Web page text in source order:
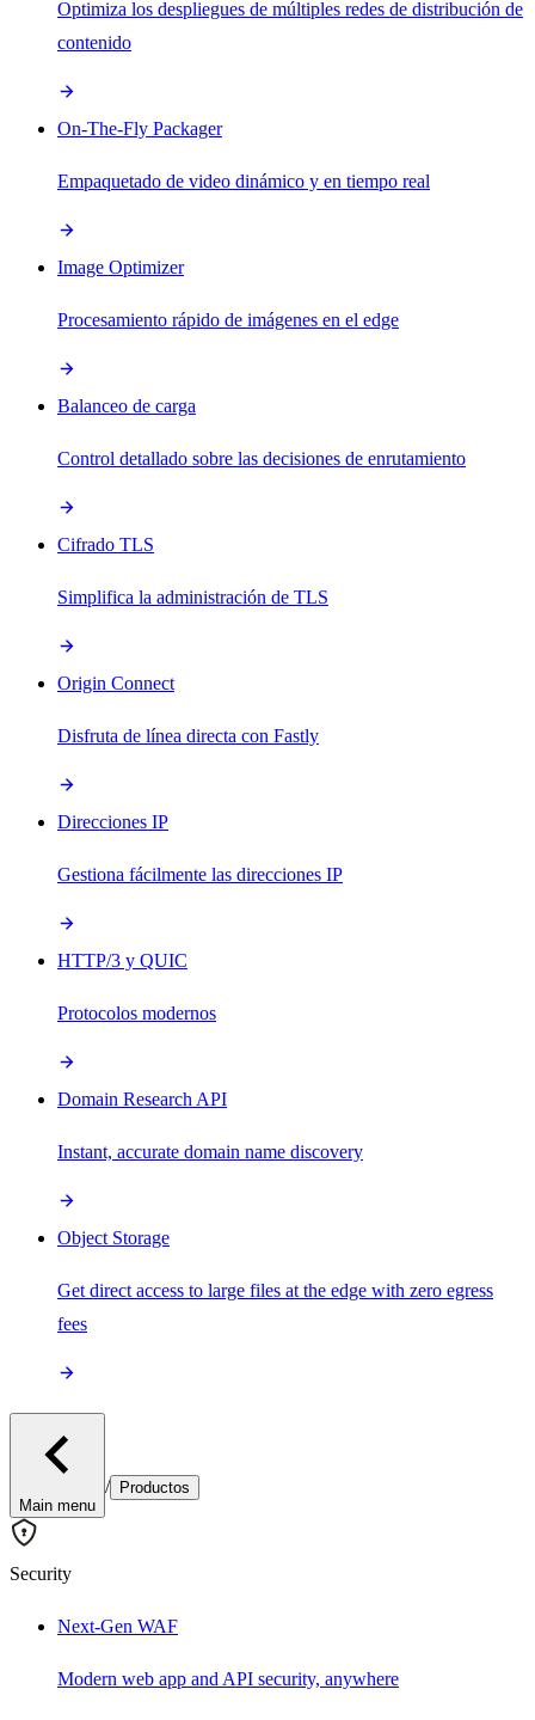
Optimiza los despliegues de múltiples redes de distribución de
contenido
On-The-Fly Packager
Empaquetado de video dinámico y en tiempo real
Image Optimizer
Procesamiento rápido de imágenes en el edge
Balanceo de carga
Control detallado sobre las decisiones de enrutamiento
Cifrado TLS
Simplifica la administración de TLS
Origin Connect
Disfruta de línea directa con Fastly
Direcciones IP
Gestiona fácilmente las direcciones IP
HTTP/3 y QUIC
Protocolos modernos
Domain Research API
Instant, accurate domain name discovery
Object Storage
Get direct access to large files at the edge with zero egress
fees
Main menu
/ Productos
Security
Next-Gen WAF
Modern web app and API security, anywhere